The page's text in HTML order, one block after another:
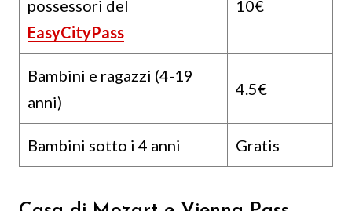
possessori del
EasyCityPass
10€
Bambini e ragazzi (4-19
anni)
4.5€
Bambini sotto i 4 anni Gratis